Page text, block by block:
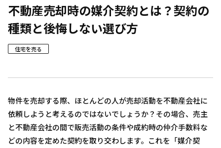
不動産売却時の媒介契約とは？契約の
種類と後悔しない選び方
住宅を売る
物件を売却する際、ほとんどの人が売却活動を不動産会社に
依頼しようと考えるのではないでしょうか？その場合、売主
と不動産会社の間で販売活動の条件や成約時の仲介手数料な
どの内容を定めた契約を取り交わします。これを「媒介契